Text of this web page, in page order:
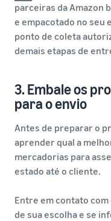
parceiras da Amazon
e empacotado no seu
ponto de coleta
demais etapas de
3. Embale os
para o envio
Antes de preparar o
aprender qual a
mercadorias para
estado até o cliente.
Entre em contato
de sua escolha e se